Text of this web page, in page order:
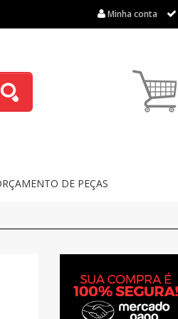
Minha conta
DE PEÇAS